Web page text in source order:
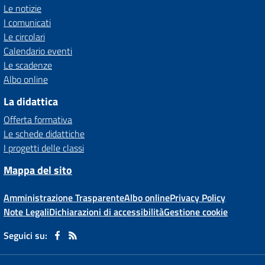
Le notizie
I comunicati
Le circolari
Calendario eventi
Le scadenze
Albo online
La didattica
Offerta formativa
Le schede didattiche
I progetti delle classi
Mappa del sito
Amministrazione TrasparenteAlbo onlinePrivacy Policy
Note LegaliDichiarazioni di accessibilitàGestione cookie
Seguici su: